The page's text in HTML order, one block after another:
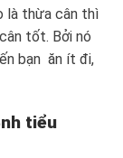
là thừa cân thì
tốt. Bởi nó
bạn ăn ít đi,
tiểu